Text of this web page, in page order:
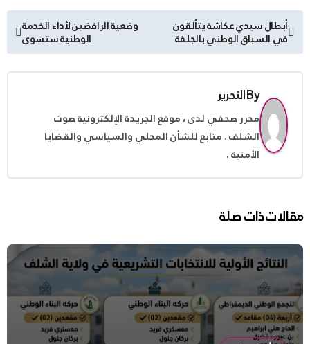
تصفّح
المقالات
أبطال سيدي عكاشة يتألقون
في السباق الوطني بالجلفة
وضعية الرافضين لأداء الخدمة
الوطنية ستسوى
Byالتحرير
محرر صحفي لدى ، موقع الجريدة الإلكترونية صوت
الشلف . متابع للشأن المحلي والسياسي والقضايا
الأمنية .
مقالات ذات صلة